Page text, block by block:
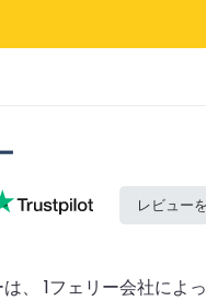
レビュー
、 1フェリー会社によ